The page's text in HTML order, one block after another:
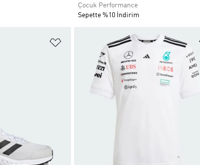
Çocuk Performance
Sepette %10 İndirim
Favori Listesine Ekle